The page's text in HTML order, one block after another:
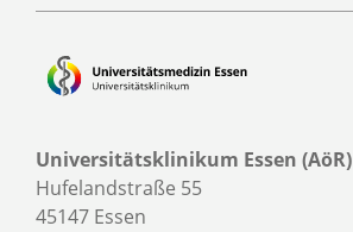
Universitätsklinikum Essen (AöR)
Hufelandstraße 55
45147 Essen